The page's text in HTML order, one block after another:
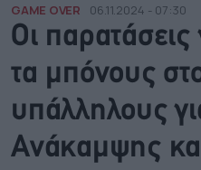
GAME OVER 06.11.2024 - 07:30
Οι παρατάσεις
τα μπόνους
υπάλληλους
Ανάκαμψης